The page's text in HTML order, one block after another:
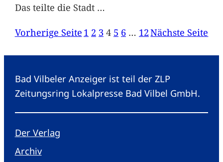
Das teilte die Stadt …
Vorherige Seite 1 2 3 4 5 6 … 12Nächste Seite
Bad Vilbeler Anzeiger ist teil der ZLP
Zeitungsring Lokalpresse Bad Vilbel GmbH.
Der Verlag
Archiv